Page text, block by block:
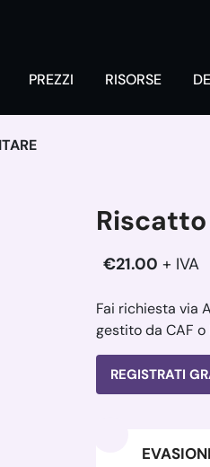
PREZZI RISORSE
€21.00 + IVA
Fai richiesta via
gestito da CAF
REGISTRATI